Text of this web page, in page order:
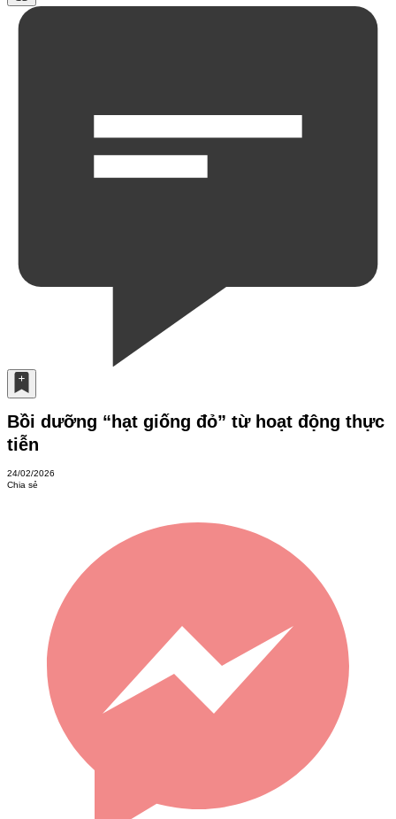
Bồi dưỡng “hạt giống đỏ” từ hoạt động thực
tiễn
24/02/2026
Chia sẻ